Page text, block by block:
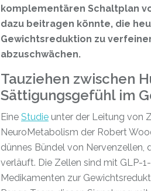
komplementären Schaltplan
dazu beitragen könnte, die
Gewichtsreduktion zu
abzuschwächen.
Tauziehen zwischen
Sättigungsgefühl im
Eine Studie unter der Leitung von
NeuroMetabolism der Robert
dünnes Bündel von
verläuft. Die Zellen sind mit GLP-
Medikamenten zur